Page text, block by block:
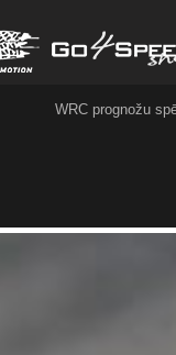
WRC prognožu